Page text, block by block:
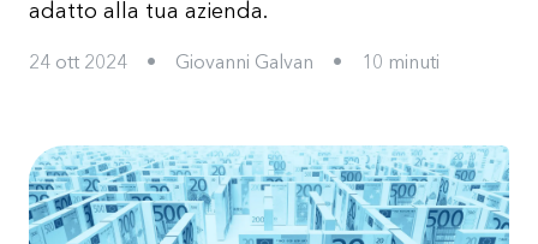
adatto alla tua azienda.
24 ott 2024 • Giovanni Galvan • 10 minuti